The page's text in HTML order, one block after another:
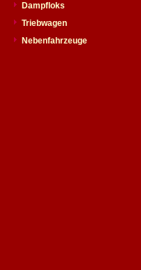
Dampfloks
Triebwagen
Nebenfahrzeuge